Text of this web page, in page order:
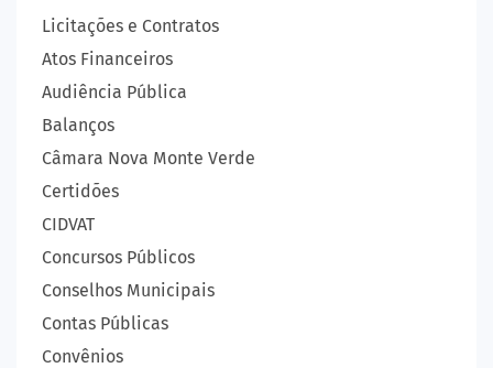
Licitações e Contratos
Atos Financeiros
Audiência Pública
Balanços
Câmara Nova Monte Verde
Certidões
CIDVAT
Concursos Públicos
Conselhos Municipais
Contas Públicas
Convênios